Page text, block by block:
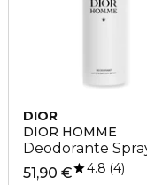
DIOR
DIOR HOMME
Deodorante
51,90 €
4.8 4